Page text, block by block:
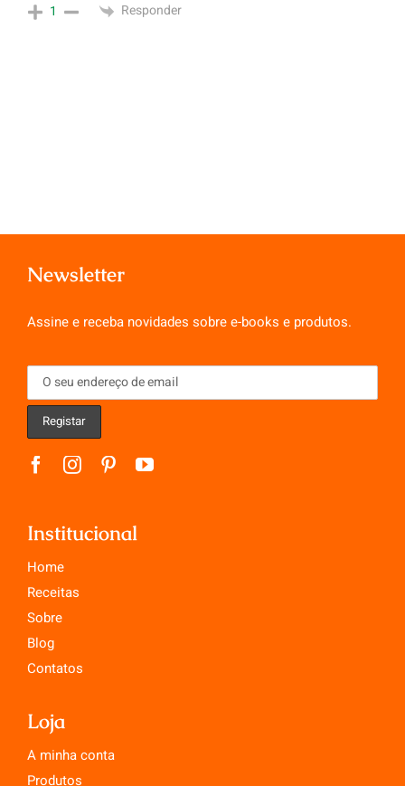
1 Responder
Newsletter
Assine e receba novidades sobre e-books e produtos.
Institucional
Home
Receitas
Sobre
Blog
Contatos
Loja
A minha conta
Produtos